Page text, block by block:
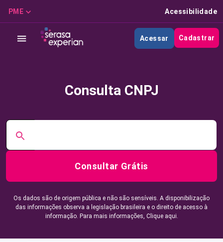
PME Acessibilidade
Acessar Cadastrar
Consulta CNPJ
Consultar Grátis
Os dados são de origem pública e não são sensíveis. A disponibilização
das informações observa a legislação brasileira e o direito de acesso à
informação. Para mais informações, Clique aqui.